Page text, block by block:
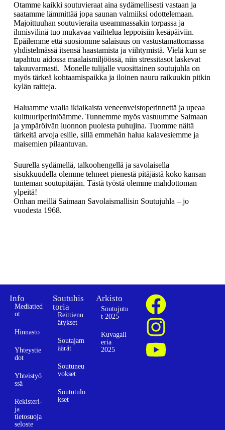
Otamme kaikki soutuvieraat aina sydämellisesti vastaan ja
saatamme lämmittää jopa saunan valmiiksi odottelemaan.
Majoittuuhan soutuvieraita useammassakin torpassa ja
ihmisvilinä tuo mukavaa vaihtelua leppoisiin kesäpäiviin.
Epäilemme että suosiomme salaisuus on vastustamattomassa
yhdistelmässä itsensä haastamista ja viihtymistä. Vielä kun se
tapahtuu aidossa maalaismiljöössä, niin stressitasot laskevat
takuuvarmasti. Monelle tulijalle vuosittainen soutujuhla on
myös tärkeä kohtaamispaikka ja iloinen nauru raikuukin pitkin
kylän raitteja.
Haluamme vaalia ikiaikaista veneenveistoperinnettä ja upeaa
kulttuuriperintöämme. Tunnemme myös vastuumme Saimaan
ja ympäröivän luonnon puolesta puhujina. Tuomme näitä
tärkeitä arvoja esille, sillä emmehän halua kalavesiemme ja
maisemien pilaantuvan.
Suurella sydämellä, talkoohengellä ja savolaisella
sisukkuudella olemme tehneet pienestä pitäjästä koko kansan
tunteman soutupitäjän. Tästä työstä olemme mahdottoman
ylpeitä!
Onhan meillä Saimaan Savolaismallisin Soutujuhla – jo
vuodesta 1968.
Info
Mediatied
ot
Hinnasto
Yhteystie
dot
Yhteistyö
ssä
Rekisteri-
ja
tietosuoja
seloste
Soutuhis
toria
Reittienn
ätykset
Soutajam
äärät
Soutuneu
vokset
Soututulo
kset
Arkisto
Soutujutu
t 2025
Kuvagall
eria
2025